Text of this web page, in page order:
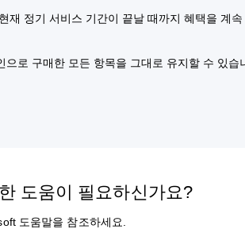
재 정기 서비스 기간이 끝날 때까지 혜택을 계
으로 구매한 모든 항목을 그대로 유지할 수 있습
도움이 필요하신가요?
도움말을 참조하세요.